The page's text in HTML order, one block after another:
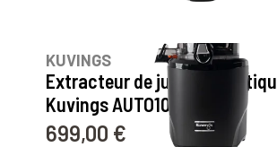
KUVINGS
Extracteur de jus
Kuvings AUTO10S - Noir
Prix
699,00 €